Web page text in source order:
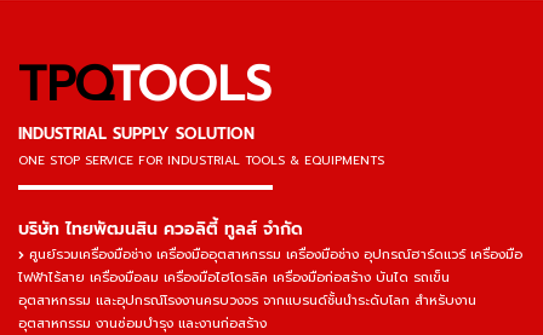
TPQTOOLS
INDUSTRIAL SUPPLY SOLUTION
ONE STOP SERVICE FOR INDUSTRIAL TOOLS & EQUIPMENTS
▬▬▬▬▬▬▬▬▬▬▬▬▬▬▬
บริษัท ไทยพัฒนสิน ควอลิตี้ ทูลส์ จำกัด
ศูนย์รวมเครื่องมือช่าง เครื่องมืออุตสาหกรรม เครื่องมือช่าง อุปกรณ์ฮาร์ดแวร์ เครื่องมือ
ไฟฟ้าไร้สาย เครื่องมือลม เครื่องมือไฮโดรลิค เครื่องมือก่อสร้าง บันได รถเข็น
อุตสาหกรรม และอุปกรณ์โรงงานครบวงจร จากแบรนด์ชั้นนำระดับโลก สำหรับงาน
อุตสาหกรรม งานซ่อมบำรุง และงานก่อสร้าง